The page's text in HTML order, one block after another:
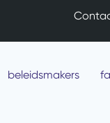
beleidsmakers